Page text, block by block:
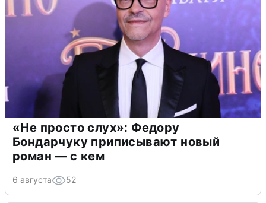
«Не просто слух»: Федору
Бондарчуку приписывают новый
роман — с кем
6 августа 52